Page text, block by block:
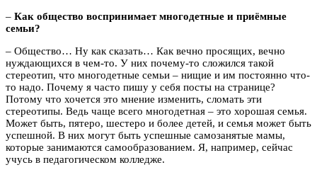
– Как общество воспринимает многодетные и приёмные
семьи?
– Общество… Ну как сказать… Как вечно просящих, вечно
нуждающихся в чем-то. У них почему-то сложился такой
стереотип, что многодетные семьи – нищие и им постоянно что-
то надо. Почему я часто пишу у себя посты на странице?
Потому что хочется это мнение изменить, сломать эти
стереотипы. Ведь чаще всего многодетная – это хорошая семья.
Может быть, пятеро, шестеро и более детей, и семья может быть
успешной. В них могут быть успешные самозанятые мамы,
которые занимаются самообразованием. Я, например, сейчас
учусь в педагогическом колледже.